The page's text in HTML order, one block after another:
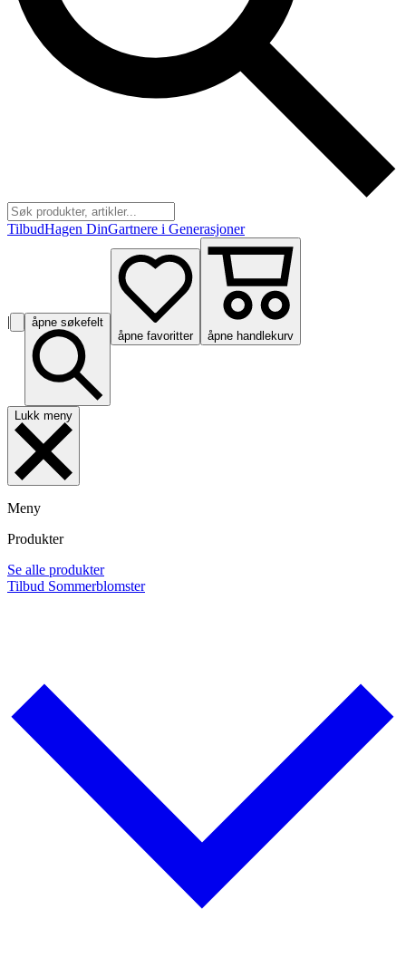
TilbudHagen DinGartnere i Generasjoner
|
åpne søkefelt
åpne favoritter
åpne handlekurv
Lukk meny
Meny
Produkter
Se alle produkter
Tilbud Sommerblomster